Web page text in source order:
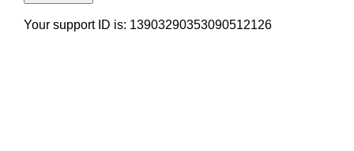
Your support ID is: 13903290353090512126